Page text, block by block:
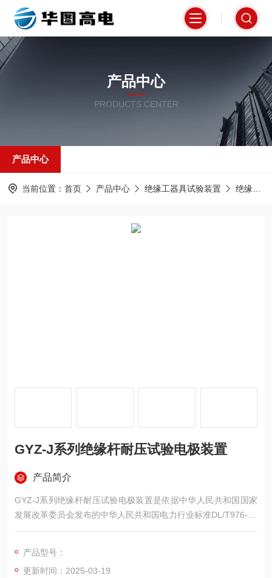
产品中心
PRODUCTS CENTER
产品中心
当前位置： 首页 产品中心 绝缘工器具试验装置 绝缘杆耐压试验电极装置
GYZ-J系列绝缘杆耐压试验电极装置
产品简介
GYZ-J系列绝缘杆耐压试验电极装置是依据中华人民共和国国家
发展改革委员会发布的中华人民共和国电力行业标准DL/T976-20
05《带电作业工具、装置和设备预防性试验规程》的要求基础上
产品型号：
更新时间：2025-03-19